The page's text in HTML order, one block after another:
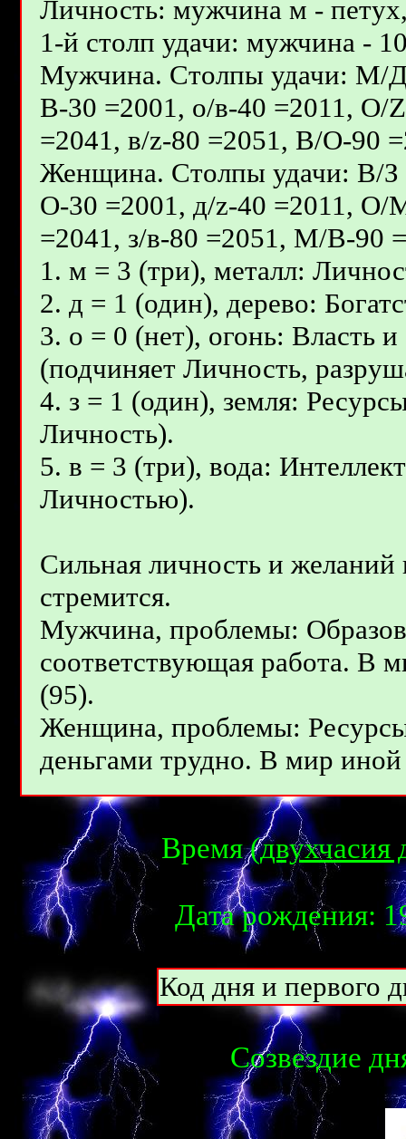
Личность: мужчина м -
1-й столп удачи: мужчина -
Мужчина. Столпы удачи: М/Д
В-30 =2001, о/в-40 =2011,
=2041, в/z-80 =2051, В/О-90
Женщина. Столпы удачи: В/З
О-30 =2001, д/z-40 =2011, О/
=2041, з/в-80 =2051, М/В-90
1. м = 3 (три), металл:
2. д = 1 (один), дерево:
3. о = 0 (нет), огонь: Власть
(подчиняет Личность,
4. з = 1 (один), земля:
Личность).
5. в = 3 (три), вода:
Личностью).
Сильная личность и желаний
стремится.
Мужчина, проблемы:
соответствующая работа. В
(95).
Женщина, проблемы: Ресурсы
деньгами трудно. В мир
Время (двухчасия
Дата рождения:
Код дня и первого
Созвездие